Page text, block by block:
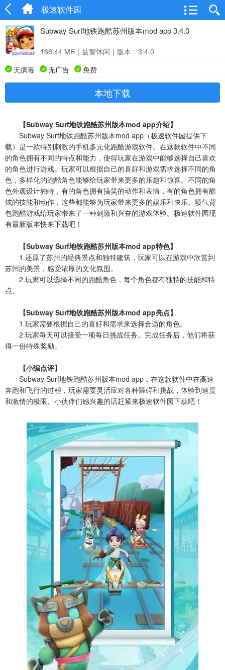
极速软件园
Subway Surf地铁跑酷苏州版本mod app 3.4.0
166.44 MB | 益智休闲 | 版本：3.4.0
无病毒
无广告 免费
本地下载
【Subway Surf地铁跑酷苏州版本mod app介绍】
Subway Surf地铁跑酷苏州版本mod app（极速软件园提供下
载）是一款特别刺激的手机多元化跑酷游戏软件。在这款软件中不同
的角色拥有不同的特点和能力，使得玩家在游戏中能够选择自己喜欢
的角色进行游戏。玩家可以根据自己的喜好和游戏需求选择不同的角
色，多样化的跑酷角色能够给玩家带来更多的乐趣和惊喜。不同的角
色外观设计独特，有的角色拥有搞笑的动作和表情，有的角色拥有酷
炫的技能和动作，这些都能够为玩家带来更多的娱乐和快乐。喷气背
包跑酷游戏给玩家带来了一种刺激和兴奋的游戏体验。极速软件园现
有最新版本快来下载吧！
【Subway Surf地铁跑酷苏州版本mod app特色】
1.还原了苏州的经典景点和独特建筑，玩家可以在游戏中欣赏到
苏州的美景，感受浓厚的文化氛围。
2.玩家可以选择不同的跑酷角色，每个角色都有独特的技能和特
点。
【Subway Surf地铁跑酷苏州版本mod app亮点】
1.玩家需要根据自己的喜好和需求来选择合适的角色。
2.玩家每天可以接受一项每日挑战任务。完成任务后，他们将获
得一份特殊奖励。
【小编点评】
Subway Surf地铁跑酷苏州版本mod app，在这款软件中在高速
奔跑和飞行的过程，玩家需要灵活应对各种障碍和挑战，体验到速度
和激情的极限。小伙伴们感兴趣的话赶紧来极速软件园下载吧！